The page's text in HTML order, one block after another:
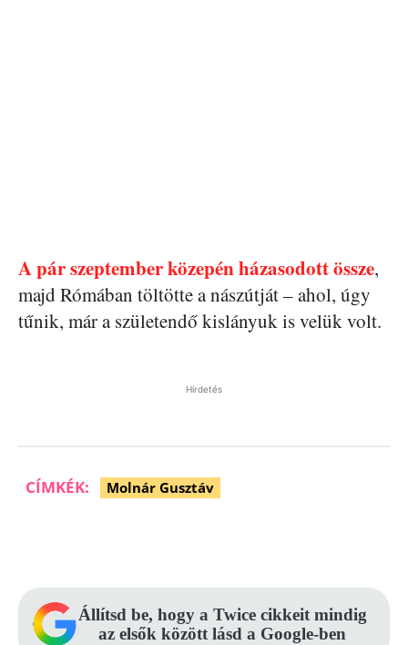
A pár szeptember közepén házasodott össze,
majd Rómában töltötte a nászútját – ahol, úgy
tűnik, már a születendő kislányuk is velük volt.
Hirdetés
CÍMKÉK: Molnár Gusztáv
Állítsd be, hogy a Twice cikkeit mindig
az elsők között lásd a Google-ben